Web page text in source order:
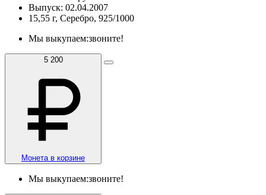
Выпуск: 02.04.2007
15,55 г, Серебро, 925/1000
Мы выкупаем:звоните!
5 200
Монета в корзине
Мы выкупаем:звоните!